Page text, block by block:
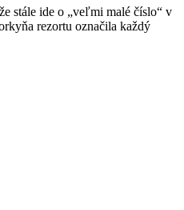
stále ide o „veľmi malé číslo“ v
rezortu označila každý